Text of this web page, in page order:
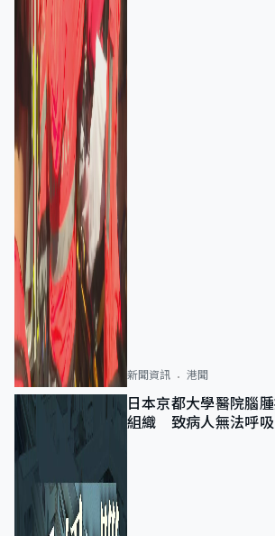
新聞資訊 港聞
日本京都大學醫院腦
組織 致病人無法呼